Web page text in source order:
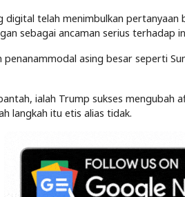
digital telah menimbulkan
sebagai ancaman serius terhadap
penanammodal asing besar seperti
ialah Trump sukses mengubah
langkah itu etis alias tidak.